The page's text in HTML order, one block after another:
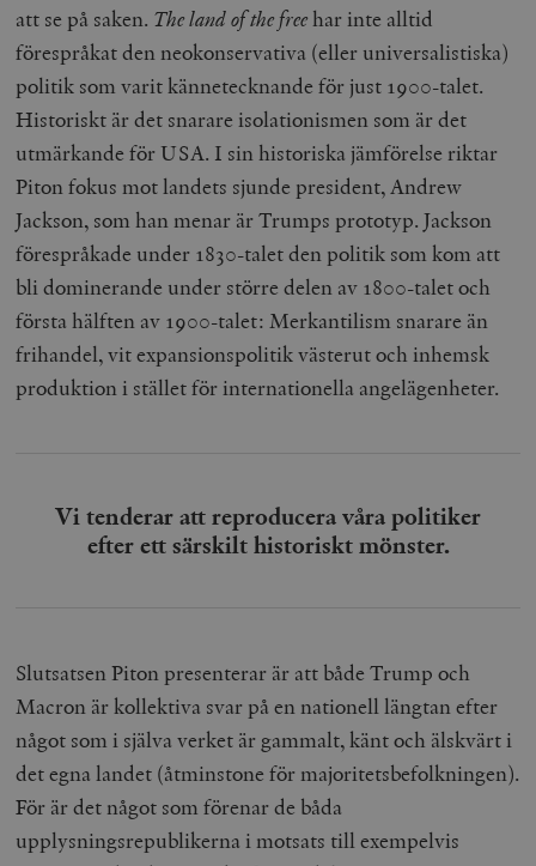
att se på saken. The land of the freehar inte alltid
förespråkat den neokonservativa (eller universalistiska)
politik som varit kännetecknande för just 1900-talet.
Historiskt är det snarare isolationismen som är det
utmärkande för USA. I sin historiska jämförelse riktar
Piton fokus mot landets sjunde president, Andrew
Jackson, som han menar är Trumps prototyp. Jackson
förespråkade under 1830-talet den politik som kom att
bli dominerande under större delen av 1800-talet och
första hälften av 1900-talet: Merkantilism snarare än
frihandel, vit expansionspolitik västerut och inhemsk
produktion i stället för internationella angelägenheter.
Vi tenderar att reproducera våra politiker
efter ett särskilt historiskt mönster.
Slutsatsen Piton presenterar är att både Trump och
Macron är kollektiva svar på en nationell längtan efter
något som i själva verket är gammalt, känt och älskvärt i
det egna landet (åtminstone för majoritetsbefolkningen).
För är det något som förenar de båda
upplysningsrepublikerna i motsats till exempelvis